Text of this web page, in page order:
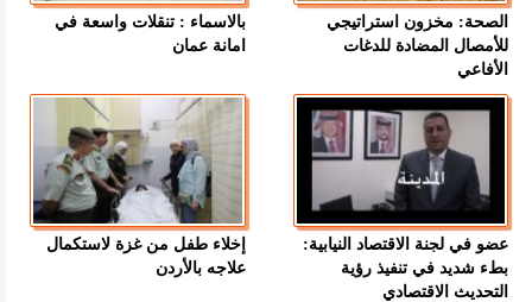
الصحة: مخزون استراتيجي
للأمصال المضادة للدغات
الأفاعي
بالاسماء : تنقلات واسعة في
امانة عمان
عضو في لجنة الاقتصاد النيابية:
بطء شديد في تنفيذ رؤية
التحديث الاقتصادي
إخلاء طفل من غزة لاستكمال
علاجه بالأردن